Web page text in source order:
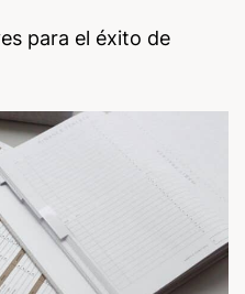
para el éxito de